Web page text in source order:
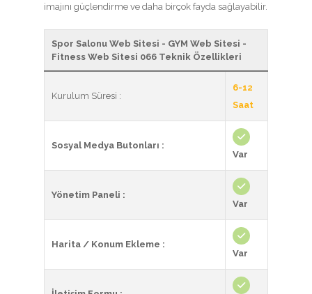
imajını güçlendirme ve daha birçok fayda sağlayabilir.
Spor Salonu Web Sitesi - GYM Web Sitesi -
Fitness Web Sitesi 066 Teknik Özellikleri
Kurulum Süresi :
6-12
Saat
Sosyal Medya Butonları :
Var
Yönetim Paneli :
Var
Harita / Konum Ekleme :
Var